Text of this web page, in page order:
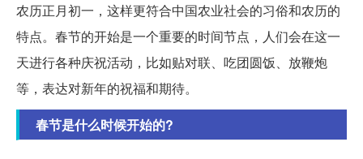
农历正月初一，这样更符合中国农业社会的习俗和农历的
特点。春节的开始是一个重要的时间节点，人们会在这一
天进行各种庆祝活动，比如贴对联、吃团圆饭、放鞭炮
等，表达对新年的祝福和期待。
春节是什么时候开始的?